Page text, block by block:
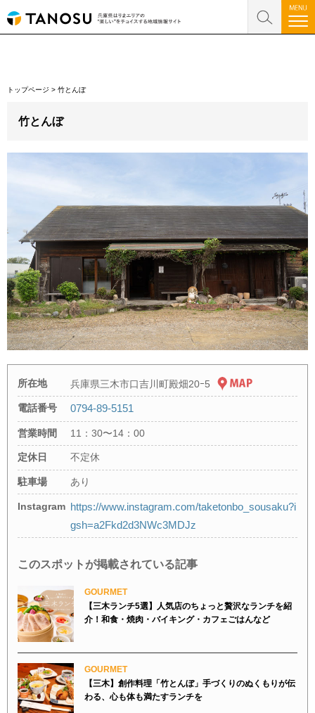
トップページ >竹とんぼ
竹とんぼ
所在地 兵庫県三木市口吉川町殿畑20ｰ5
電話番号 0794-89-5151
営業時間 11：30〜14：00
定休日 不定休
駐車場 あり
Instagram https://www.instagram.com/taketonbo_sousaku?i
gsh=a2Fkd2d3NWc3MDJz
このスポットが掲載されている記事
GOURMET
【三木ランチ5選】人気店のちょっと贅沢なランチを紹
介！和食・焼肉・バイキング・カフェごはんなど
GOURMET
【三木】創作料理「竹とんぼ」手づくりのぬくもりが伝
わる、心も体も満たすランチを